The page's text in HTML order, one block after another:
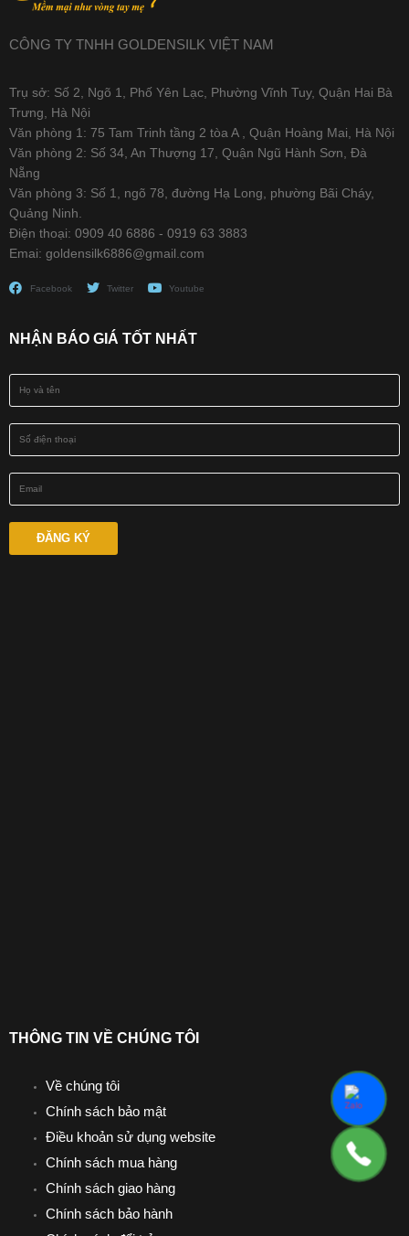
CÔNG TY TNHH GOLDENSILK VIỆT NAM
Trụ sở: Số 2, Ngõ 1, Phố Yên Lạc, Phường Vĩnh Tuy, Quận Hai Bà
Trưng, Hà Nội
Văn phòng 1: 75 Tam Trinh tầng 2 tòa A , Quận Hoàng Mai, Hà Nội
Văn phòng 2: Số 34, An Thượng 17, Quận Ngũ Hành Sơn, Đà
Nẵng
Văn phòng 3: Số 1, ngõ 78, đường Hạ Long, phường Bãi Cháy,
Quảng Ninh.
Điện thoại: 0909 40 6886 - 0919 63 3883
Emai: goldensilk6886@gmail.com
Facebook Twitter Youtube
NHẬN BÁO GIÁ TỐT NHẤT
THÔNG TIN VỀ CHÚNG TÔI
Về chúng tôi
Chính sách bảo mật
Điều khoản sử dụng website
Chính sách mua hàng
Chính sách giao hàng
Chính sách bảo hành